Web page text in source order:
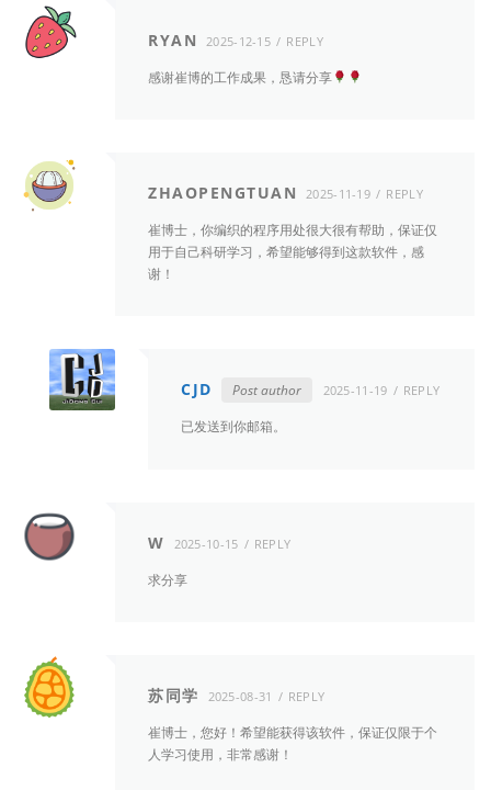
n
RYAN 2025-12-15 REPLY
感谢崔博的工作成果，恳请分享
ZHAOPENGTUAN 2025-11-19 REPLY
崔博士，你编织的程序用处很大很有帮助，保证仅
用于自己科研学习，希望能够得到这款软件，感
谢！
CJD Post author 2025-11-19 REPLY
已发送到你邮箱。
W 2025-10-15 REPLY
求分享
苏同学 2025-08-31 REPLY
崔博士，您好！希望能获得该软件，保证仅限于个
人学习使用，非常感谢！